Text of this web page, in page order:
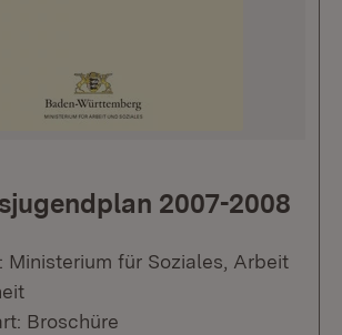
2007-2008
Ministerium für Soziales, Arbeit
Broschüre